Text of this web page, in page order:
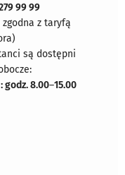
99 99
zgodna z taryfą
są dostępni
godz. 8.00–15.00